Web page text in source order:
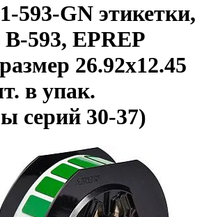
593-GN этикетки,
593, EPREP
26.92х12.45
в упак.
серий 30-37)